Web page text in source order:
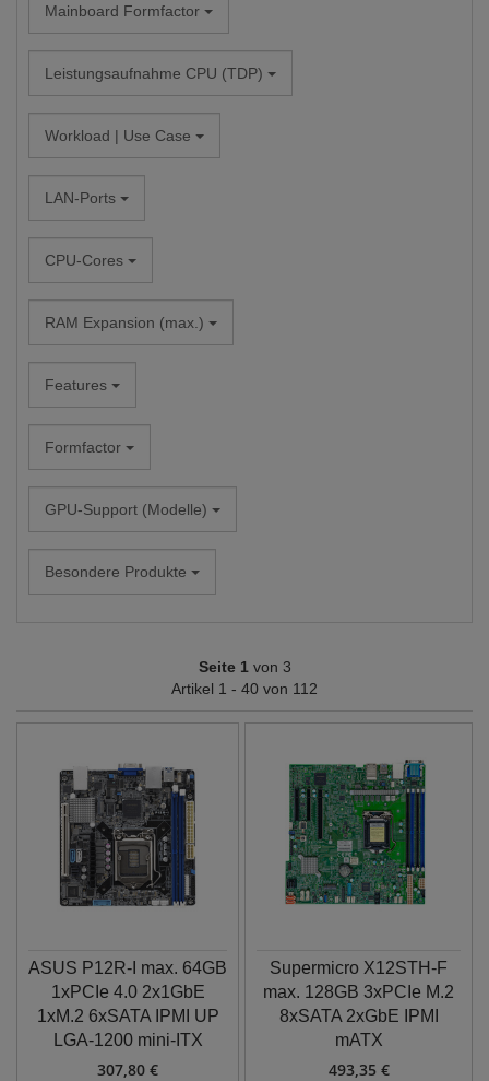
Mainboard Formfactor
Leistungsaufnahme CPU (TDP)
Workload | Use Case
LAN-Ports
CPU-Cores
RAM Expansion (max.)
Features
Formfactor
GPU-Support (Modelle)
Besondere Produkte
Seite 1 von 3
Artikel 1 - 40 von 112
ASUS P12R-I max. 64GB
1xPCIe 4.0 2x1GbE
1xM.2 6xSATA IPMI UP
LGA-1200 mini-ITX
307,80 €
Supermicro X12STH-F
max. 128GB 3xPCIe M.2
8xSATA 2xGbE IPMI
mATX
493,35 €